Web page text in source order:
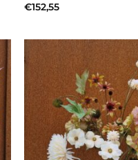
€152,55